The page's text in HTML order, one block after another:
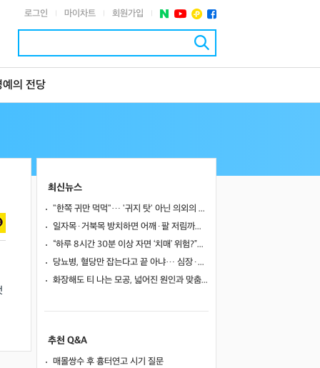
로그인 마이차트 회원가입
예의 전당
최신뉴스
"한쪽 귀만 먹먹"… '귀지 탓' 아닌 의외의 원인 4가지
일자목·거북목 방치하면 어깨·팔 저림까지…초기 관리가 중요한 이유
“하루 8시간 30분 이상 자면 ‘치매’ 위험?”… 혈액 속 알츠하이머 단백질 늘었다
당뇨병, 혈당만 잡는다고 끝 아냐… 심장·신장·발 건강 관리까지 챙겨야
화장해도 티 나는 모공, 넓어진 원인과 맞춤 치료법
추천 Q&A
매몰쌍수 후 흉터연고 시기 질문